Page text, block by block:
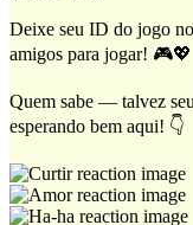
Deixe seu ID do jogo
amigos para jogar! 🎮💖
Quem sabe — talvez
esperando bem aqui! 👇